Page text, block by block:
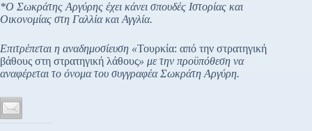
*Ο Σωκράτης Αργύρης έχει κάνει σπουδές Ιστορίας και
Οικονομίας στη Γαλλία και Αγγλία.
Επιτρέπεται η αναδημοσίευση «Τουρκία: από την στρατηγική
βάθους στη στρατηγική λάθους» με την προϋπόθεση να
αναφέρεται το όνομα του συγγραφέα Σωκράτη Αργύρη.